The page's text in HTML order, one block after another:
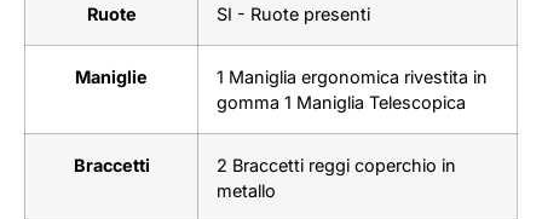
Ruote SI - Ruote presenti
Maniglie
1 Maniglia ergonomica rivestita in
gomma 1 Maniglia Telescopica
Braccetti
2 Braccetti reggi coperchio in
metallo